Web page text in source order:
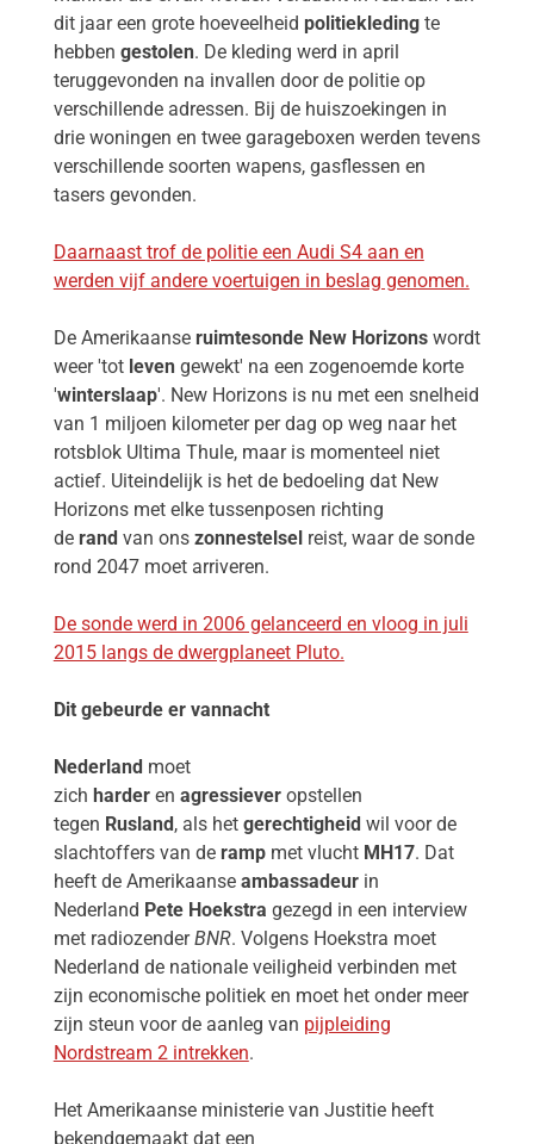
dit jaar een grote hoeveelheid politiekleding te
hebben gestolen. De kleding werd in april
teruggevonden na invallen door de politie op
verschillende adressen. Bij de huiszoekingen in
drie woningen en twee garageboxen werden tevens
verschillende soorten wapens, gasflessen en
tasers gevonden.
Daarnaast trof de politie een Audi S4 aan en
werden vijf andere voertuigen in beslag genomen.
De Amerikaanse ruimtesonde New Horizons wordt
weer 'tot leven gewekt' na een zogenoemde korte
'winterslaap'. New Horizons is nu met een snelheid
van 1 miljoen kilometer per dag op weg naar het
rotsblok Ultima Thule, maar is momenteel niet
actief. Uiteindelijk is het de bedoeling dat New
Horizons met elke tussenposen richting
de rand van ons zonnestelsel reist, waar de sonde
rond 2047 moet arriveren.
De sonde werd in 2006 gelanceerd en vloog in juli
2015 langs de dwergplaneet Pluto.
Dit gebeurde er vannacht
Nederland moet
zich harder en agressiever opstellen
tegen Rusland , als het gerechtigheid wil voor de
slachtoffers van de ramp met vlucht MH17. Dat
heeft de Amerikaanse ambassadeur in
Nederland Pete Hoekstra gezegd in een interview
met radiozender BNR. Volgens Hoekstra moet
Nederland de nationale veiligheid verbinden met
zijn economische politiek en moet het onder meer
zijn steun voor de aanleg van pijpleiding
Nordstream 2 intrekken.
Het Amerikaanse ministerie van Justitie heeft
bekendgemaakt dat een